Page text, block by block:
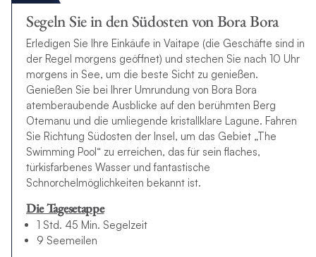
Segeln Sie in den Südosten von Bora Bora
Erledigen Sie Ihre Einkäufe in Vaitape (die Geschäfte sind in
der Regel morgens geöffnet) und stechen Sie nach 10 Uhr
morgens in See, um die beste Sicht zu genießen.
Genießen Sie bei Ihrer Umrundung von Bora Bora
atemberaubende Ausblicke auf den berühmten Berg
Otemanu und die umliegende kristallklare Lagune. Fahren
Sie Richtung Südosten der Insel, um das Gebiet „The
Swimming Pool“ zu erreichen, das für sein flaches,
türkisfarbenes Wasser und fantastische
Schnorchelmöglichkeiten bekannt ist.
Die Tagesetappe
1 Std. 45 Min. Segelzeit
9 Seemeilen